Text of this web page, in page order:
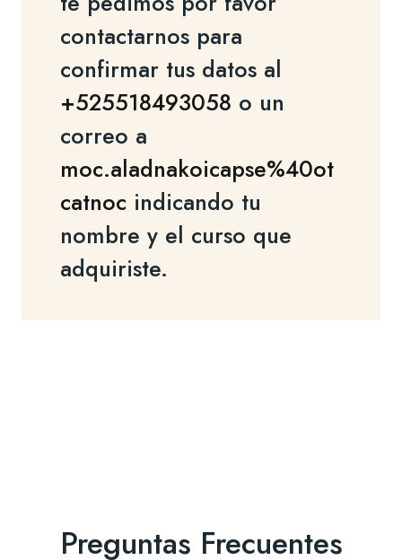
contactarnos para
confirmar tus datos al
+525518493058 o un
correo a
moc.aladnakoicapse%40ot
catnoc indicando tu
nombre y el curso que
adquiriste.
Preguntas Frecuentes